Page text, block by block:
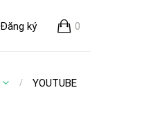
0
Đăng ký
YOUTUBE